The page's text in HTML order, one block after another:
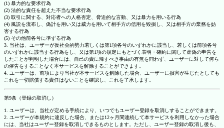
(1) 暴力的な要求行為
(2) 法的な責任を超えた不当な要求行為
(3) 取引に関する、対応者への人格否定、脅迫的な言動、又は暴力を用いる行為
(4) 風説を流布し、偽計を用い又は威力を用いて相手方の信用を毀損し、又は相手方の業務を妨
害する行為
(5) その他前各号に準ずる行為
3. 当社は、ユーザーが反社会的勢力若しくは第1項各号のいずれかに該当し、若しくは前項各号
のいずれかに該当する行為をし、又は第1項の規定にもとづく表明・確約に関して虚偽の申告を
したことが判明した場合には、自己の責に帰すべき事由の有無を問わず、ユーザーに対して何ら
の催告をすることなく本サービスを解除することができます。
4. ユーザーは、前項により当社が本サービスを解除した場合、ユーザーに損害が生じたとしても
これを一切賠償する責任はないことを確認し、これを了承します。
第9条（登録の取消し）
1. ユーザーは、当社が定める手続により、いつでもユーザー登録を取消しすることができます。
2. ユーザーが本規約に違反した場合、または12ヶ月間連続して本サービスを利用しなかった場合
には、当社はユーザー登録を取消しできるものとします。ただし、ユーザー登録の取消し後も、